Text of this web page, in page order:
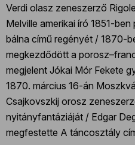
Verdi olasz zeneszerző
Melville amerikai író 1851-
bálna című regényét / 1870-
megkezdődött a
megjelent Jókai Mór Fekete
1870. március 16-án
Csajkovszkij orosz
nyitányfantáziáját / Edgar
megfestette A táncosztály